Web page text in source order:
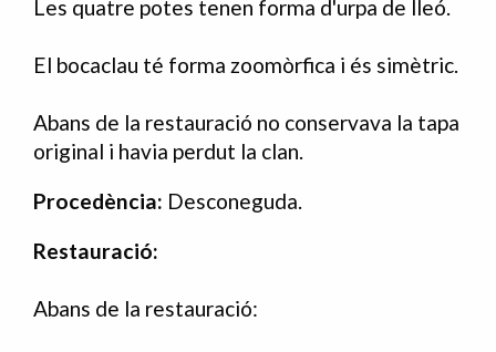
Les quatre potes tenen forma d'urpa de lleó.
El bocaclau té forma zoomòrfica i és simètric.
Abans de la restauració no conservava la tapa
original i havia perdut la clan.
Procedència: Desconeguda.
Restauració:
Abans de la restauració: